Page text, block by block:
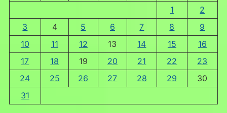
1
2
3
4 5 6 7 8
9
10
11 12 13 14 15
16
17
18 19 20 21 22
23
24
25 26 27 28 29
30
31